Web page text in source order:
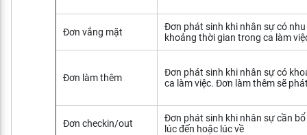
Đơn vắng mặt
Đơn phát sinh khi nhân sự có
khoảng thời gian trong ca làm
Đơn làm thêm
Đơn phát sinh khi nhân sự có
ca làm việc. Đơn làm thêm sẽ
Đơn checkin/out
Đơn phát sinh khi nhân sự cần
lúc đến hoặc lúc về